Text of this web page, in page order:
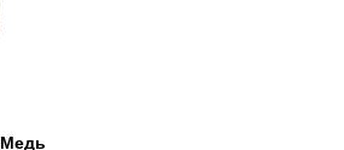
Медь